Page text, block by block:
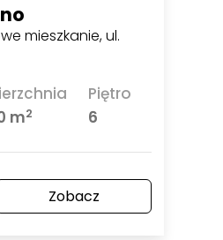
mieszkanie, ul.
m2
Piętro
6
Zobacz